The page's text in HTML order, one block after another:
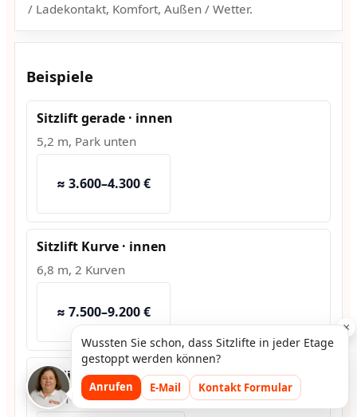
/ Ladekontakt, Komfort, Außen / Wetter.
Beispiele
Sitzlift gerade · innen
5,2 m, Park unten
≈ 3.600–4.300 €
Sitzlift Kurve · innen
6,8 m, 2 Kurven
≈ 7.500–9.200 €
Hublift · außen
1,2 m Hub, Fundament
×
Wussten Sie schon, dass Sitzlifte in jeder Etage
gestoppt werden können?
Anrufen E-Mail Kontakt Formular